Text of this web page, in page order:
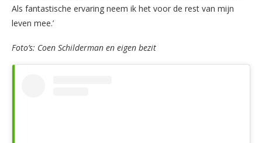
Als fantastische ervaring neem ik het voor de rest van mijn
leven mee.’
Foto’s: Coen Schilderman en eigen bezit